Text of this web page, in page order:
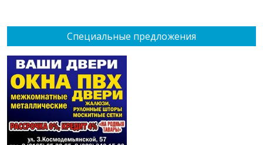
Специальные предложения